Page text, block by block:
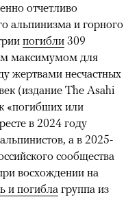
отчетливо
альпинизма и горного
погибли 309
максимумом для
жертвами несчастных
(издание The Asahi
«погибших или
в 2024 году
а в 2025-
сообщества
восхождении на
и погиблагруппа из